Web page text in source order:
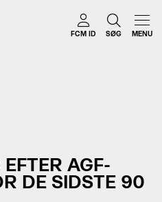
FCM ID SØG MENU
AGF-
DE SIDSTE 90